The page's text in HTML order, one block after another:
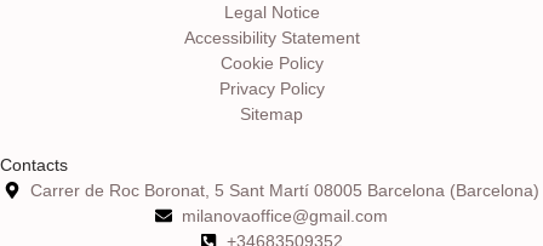
Legal Notice
Accessibility Statement
Cookie Policy
Privacy Policy
Sitemap
Contacts
Carrer de Roc Boronat, 5 Sant Martí 08005 Barcelona (Barcelona)
milanovaoffice@gmail.com
+34683509352